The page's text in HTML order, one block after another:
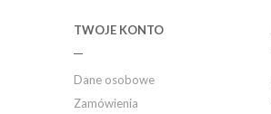
TWOJE KONTO
Dane osobowe
Zamówienia